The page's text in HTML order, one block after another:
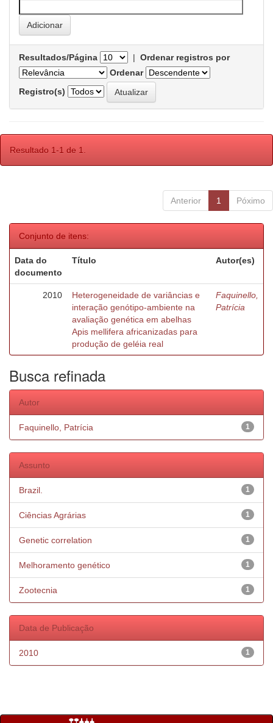
Resultados/Página | Ordenar registros por
Ordenar
Registro(s)
Resultado 1-1 de 1.
Anterior 1 Póximo
Conjunto de itens:
Data do
documento
Título Autor(es)
2010
Heterogeneidade de variâncias e
interação genótipo-ambiente na
avaliação genética em abelhas
Apis mellifera africanizadas para
produção de geléia real
Faquinello,
Patrícia
Busca refinada
Autor
1
Faquinello, Patrícia
Assunto
1
Brazil.
1
Ciências Agrárias
1
Genetic correlation
1
Melhoramento genético
1
Zootecnia
Data de Publicação
1
2010